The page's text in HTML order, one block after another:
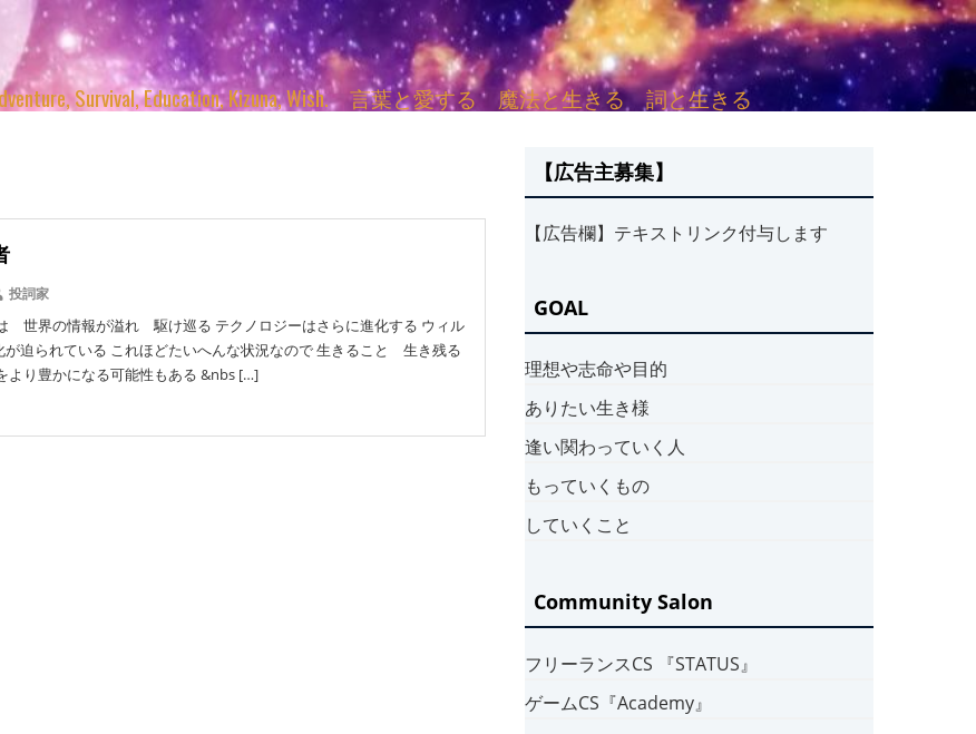
Survival, Education, Kizuna, Wish. 言葉と愛する 魔法と生きる 詞と生きる
投詞家
世界の情報が溢れ 駆け巡る テクノロジーはさらに進化する ウィル
が迫られている これほどたいへんな状況なので 生きること 生き残る
り豊かになる可能性もある &nbs […]
【広告主募集】
【広告欄】テキストリンク付与します
GOAL
理想や志命や目的
ありたい生き様
逢い関わっていく人
もっていくもの
していくこと
Community Salon
フリーランスCS 『STATUS』
ゲームCS『Academy』